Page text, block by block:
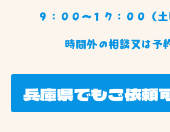
９：００〜１７：００（土
時間外の相談又は予
兵庫県でもご依頼